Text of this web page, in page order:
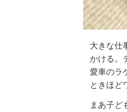
大きな仕
かける。
愛車のラ
ときほど
まあ子ど